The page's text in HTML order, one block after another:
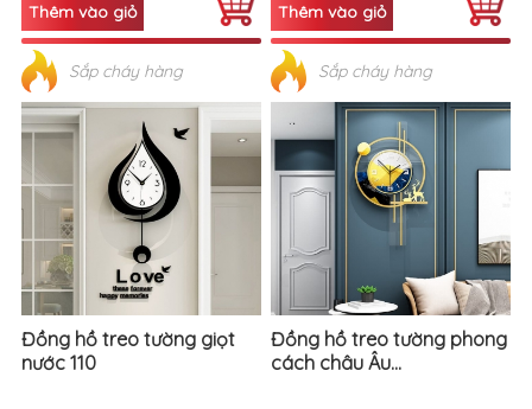
Sắp cháy hàng Sắp cháy hàng
Đồng hồ treo tường giọt
nước 110
Đồng hồ treo tường phong
cách châu Âu...